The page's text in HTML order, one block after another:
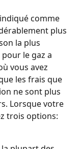
comme
plus
la plus
le gaz a
vous avez
les frais que
ne sont plus
Lorsque votre
trois options: